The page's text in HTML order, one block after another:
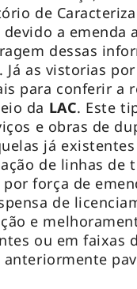
de
devido a
dessas
Já as vistorias
para conferir a
da LAC. Este
e obras de
já
de linhas de
por força de
de
e
ou em faixas